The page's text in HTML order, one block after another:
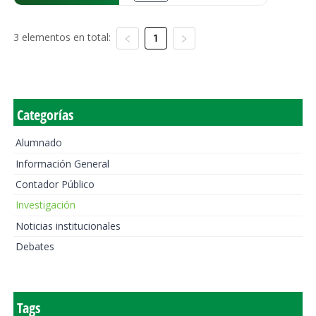
3 elementos en total: 1
Categorías
Alumnado
Información General
Contador Público
Investigación
Noticias institucionales
Debates
Tags